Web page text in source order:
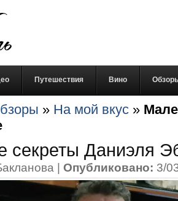
Путешествия Вино
» На мой вкус »
секреты Даниэля
| Опубликовано: 3/